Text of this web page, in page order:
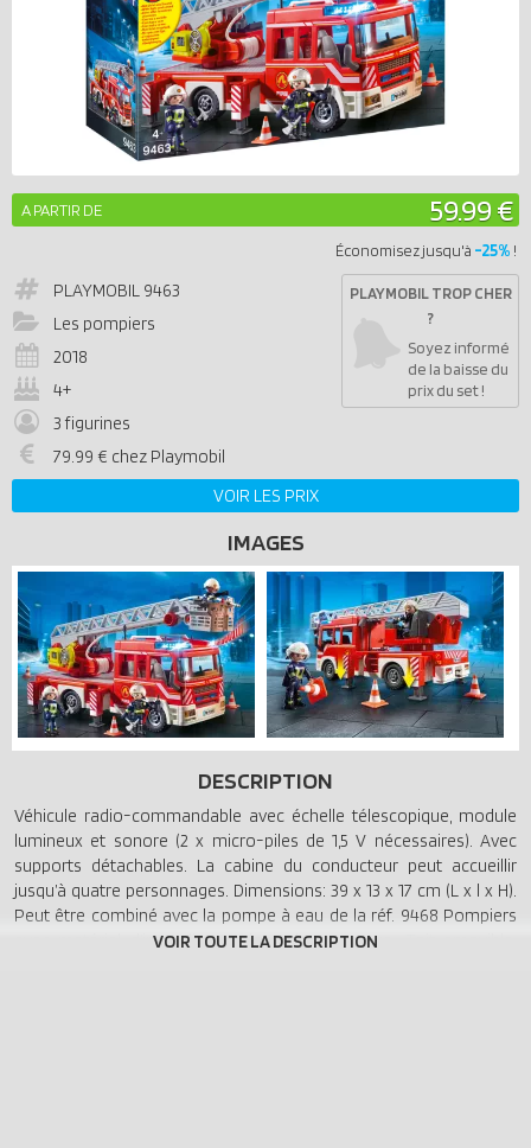
A PARTIR DE 59.99 €
Économisez jusqu'à -25% !
PLAYMOBIL 9463
Les pompiers
2018
4+
3 figurines
79.99 € chez Playmobil
PLAYMOBIL TROP CHER
?
Soyez informé
de la baisse du
prix du set !
VOIR LES PRIX
IMAGES
DESCRIPTION
Véhicule radio-commandable avec échelle télescopique, module
lumineux et sonore (2 x micro-piles de 1,5 V nécessaires). Avec
supports détachables. La cabine du conducteur peut accueillir
jusqu’à quatre personnages. Dimensions: 39 x 13 x 17 cm (L x l x H).
Peut être combiné avec la pompe à eau de la réf. 9468 Pompiers
avec matériel d’incendie. Attelage de remorque. Toit amovible.